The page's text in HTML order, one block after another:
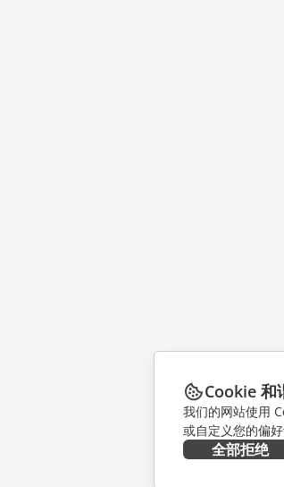
Cookie 和
我们的网站使用
或自定义您的偏好
全部拒绝